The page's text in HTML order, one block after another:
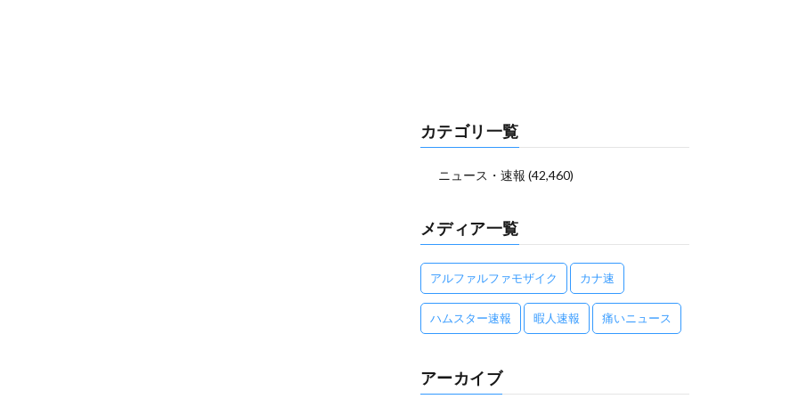
カテゴリ一覧
ニュース・速報 (42,460)
メディア一覧
アルファルファモザイク カナ速
ハムスター速報 暇人速報 痛いニュース
アーカイブ